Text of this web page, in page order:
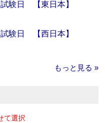
験日 【東日本】
験日 【西日本】
もっと見る »
て選択